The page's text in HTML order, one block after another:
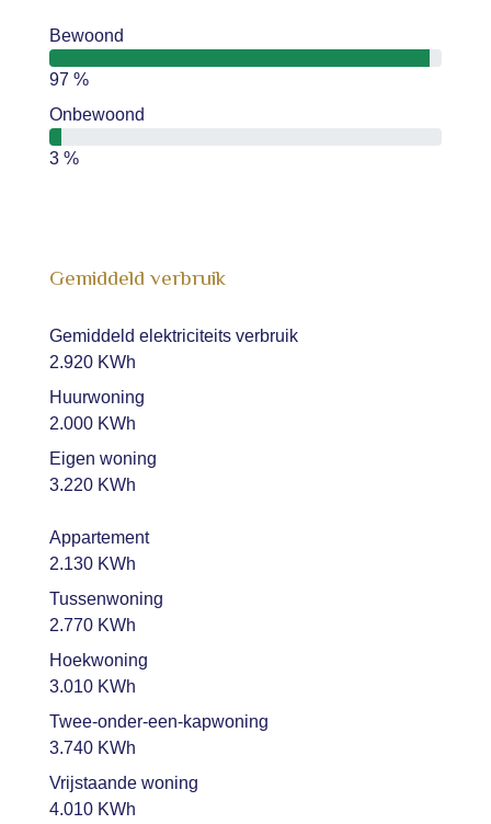
Bewoond
97 %
Onbewoond
3 %
Gemiddeld verbruik
Gemiddeld elektriciteits verbruik
2.920 KWh
Huurwoning
2.000 KWh
Eigen woning
3.220 KWh
Appartement
2.130 KWh
Tussenwoning
2.770 KWh
Hoekwoning
3.010 KWh
Twee-onder-een-kapwoning
3.740 KWh
Vrijstaande woning
4.010 KWh